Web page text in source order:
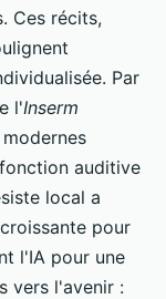
Ces récits,
Par
l'Inserm
auditive
local a
pour
l'IA pour une
vers l'avenir :